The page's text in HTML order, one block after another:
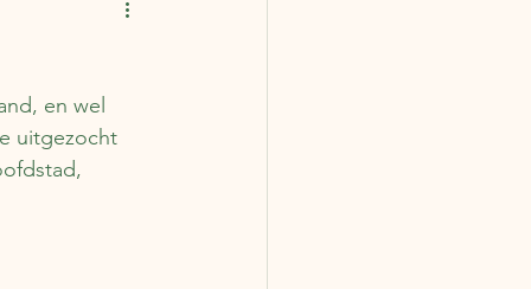
Spanje
IJsland
en wel
uitgezocht